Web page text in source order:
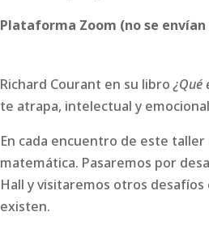
Plataforma Zoom (no se
Richard Courant en su libro¿Qué
te atrapa, intelectual y
En cada encuentro de este
matemática. Pasaremos por
Hall y visitaremos otros
existen.